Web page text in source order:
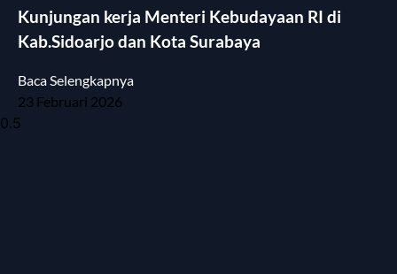
Kunjungan kerja Menteri Kebudayaan RI di
Kab.Sidoarjo dan Kota Surabaya
Baca Selengkapnya
23 Februari 2026